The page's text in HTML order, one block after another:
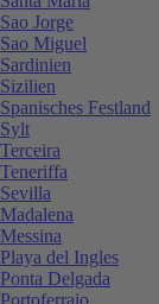
Sao Jorge
Sao Miguel
Sardinien
Sizilien
Spanisches Festland
Sylt
Terceira
Teneriffa
Sevilla
Madalena
Messina
Playa del Ingles
Ponta Delgada
Portoferraio